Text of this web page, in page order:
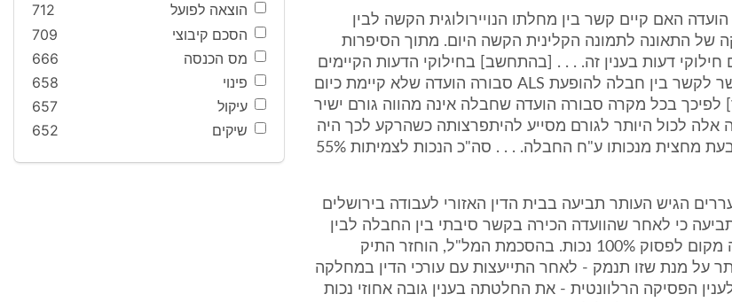
האם קיים קשר בין מחלתו הנויירולוגית הקשה לבין
של התאונה לתמונה הקלינית הקשה היום. מתוך הסיפרות
חילוקי דעות בענין זה. . . . [בהתחשב] בחילוקי הדעות הקיימים
בסיפרות הרפואית באשר לקשר בין חבלה להופעת ALS סבורה הועדה שלא קיימת כיום
לפיכך בכל מקרה סבורה הועדה שחבלה אינה מהווה גורם ישיר
אלה לכול היותר לגורם מסייע להיתפרצותה כשהרקע לכך היה
קיים. אי לכך הועדה קובעת מחצית מנכותו ע"ח החבלה. . . . סה"כ הנכות לצמיתות 55%
הגיש העותר תביעה בבית הדין האזורי לעבודה בירושלים
נטען בתביעה כי לאחר שהוועדה הכירה בקשר סיבתי בין החבלה לבין
התפתחות המחלה, היה מקום לפסוק 100% נכות. בהסכמת המל"ל, הוחזר התיק
על מנת שזו תנמק - לאחר התייעצות עם עורכי הדין במחלקה
הפסיקה הרלוונטית - את החלטתה בענין גובה אחוזי נכות
הוצאה לפועל
712
הסכם קיבוצי
709
מס הכנסה
666
פינוי
658
עיקול
657
שיקים
652